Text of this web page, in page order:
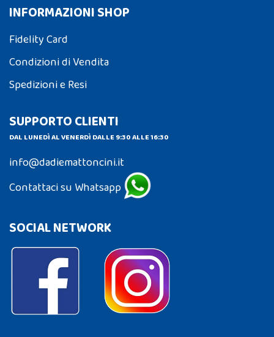
INFORMAZIONI SHOP
Fidelity Card
Condizioni di Vendita
Spedizioni e Resi
SUPPORTO CLIENTI
DAL LUNEDÌ AL VENERDÌ DALLE 9:30 ALLE 16:30
info@dadiemattoncini.it
Contattaci su Whatsapp
SOCIAL NETWORK